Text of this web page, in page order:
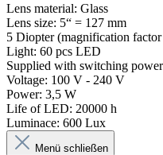
Lens material: Glass
Lens size: 5“ = 127 mm
5 Diopter (magnification
Light: 60 pcs LED
Supplied with switching power
Voltage: 100 V - 240 V
Power: 3,5 W
Life of LED: 20000 h
Luminace: 600 Lux
Menü schließen